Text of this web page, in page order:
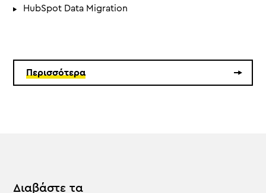
HubSpot Data Migration
Περισσότερα
Διαβάστε τα